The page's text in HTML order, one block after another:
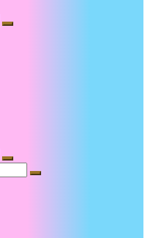
Suche
Suche
Suche